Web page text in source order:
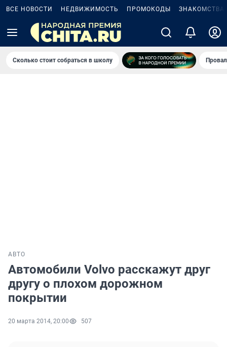
ВСЕ НОВОСТИ НЕДВИЖИМОСТЬ ПРОМОКОДЫ ЗНАКОМСТВА
Сколько стоит собраться в школу
АВТО
Автомобили Volvo расскажут друг
другу о плохом дорожном
покрытии
20 марта 2014, 20:00 507